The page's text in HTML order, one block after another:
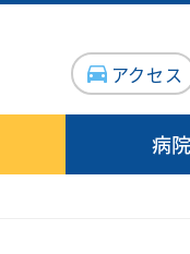
アクセス
入院
病